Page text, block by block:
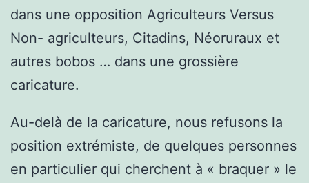
dans une opposition Agriculteurs Versus
Non- agriculteurs, Citadins, Néoruraux et
autres bobos … dans une grossière
caricature.
Au-delà de la caricature, nous refusons la
position extrémiste, de quelques personnes
en particulier qui cherchent à « braquer » le